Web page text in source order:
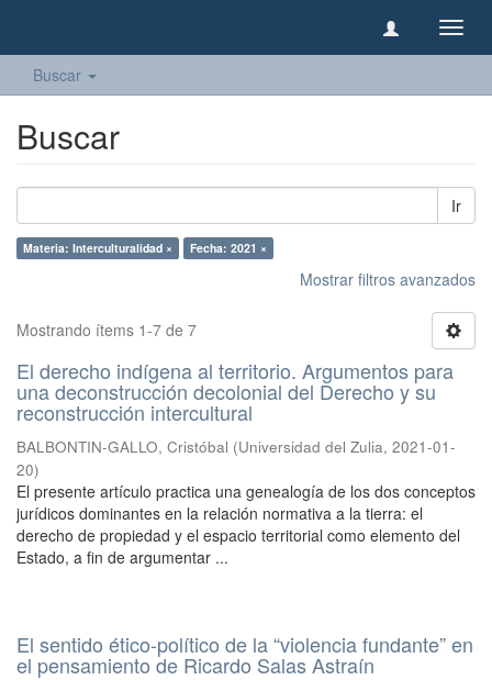
Buscar
Buscar
Ir
Materia: Interculturalidad × Fecha: 2021 ×
Mostrar filtros avanzados
Mostrando ítems 1-7 de 7
El derecho indígena al territorio. Argumentos para
una deconstrucción decolonial del Derecho y su
reconstrucción intercultural
BALBONTIN-GALLO, Cristóbal (Universidad del Zulia, 2021-01-
20)
El presente artículo practica una genealogía de los dos conceptos
jurídicos dominantes en la relación normativa a la tierra: el
derecho de propiedad y el espacio territorial como elemento del
Estado, a fin de argumentar ...
El sentido ético-político de la “violencia fundante” en
el pensamiento de Ricardo Salas Astraín